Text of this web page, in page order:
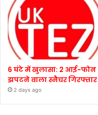
6 घंटे में खुलासा: 2 आई-फोन
झपटने वाला स्नैचर गिरफ्तार
2 days ago